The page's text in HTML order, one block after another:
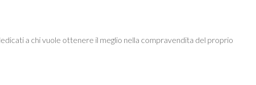
a chi vuole ottenere il meglio nella compravendita del proprio